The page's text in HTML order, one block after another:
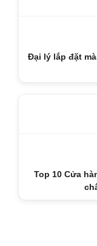
Đại lý lắp đặt
Top 10 Cửa